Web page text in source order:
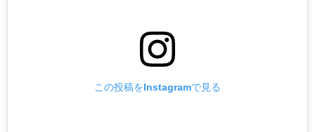
この投稿をInstagramで見る